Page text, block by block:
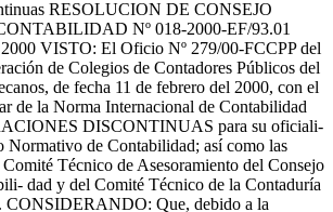
RESOLUCION DE CONSEJO
Nº 018-2000-EF/93.01
VISTO: El Oficio Nº 279/00-FCCPP del
de Colegios de Contadores Públicos del
de fecha 11 de febrero del 2000, con el
de la Norma Internacional de Contabilidad
DISCONTINUAS para su oficiali-
Normativo de Contabilidad; así como las
Técnico de Asesoramiento del Consejo
dad y del Comité Técnico de la Contaduría
CONSIDERANDO: Que, debido a la